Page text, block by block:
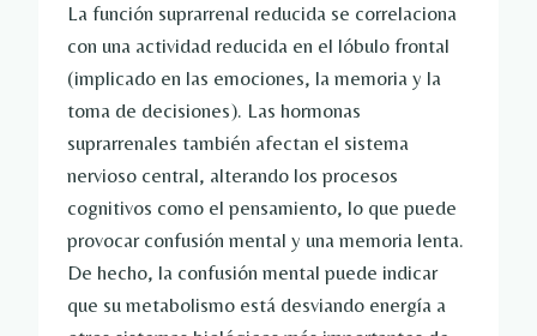
La función suprarrenal reducida se correlaciona
con una actividad reducida en el lóbulo frontal
(implicado en las emociones, la memoria y la
toma de decisiones). Las hormonas
suprarrenales también afectan el sistema
nervioso central, alterando los procesos
cognitivos como el pensamiento, lo que puede
provocar confusión mental y una memoria lenta.
De hecho, la confusión mental puede indicar
que su metabolismo está desviando energía a